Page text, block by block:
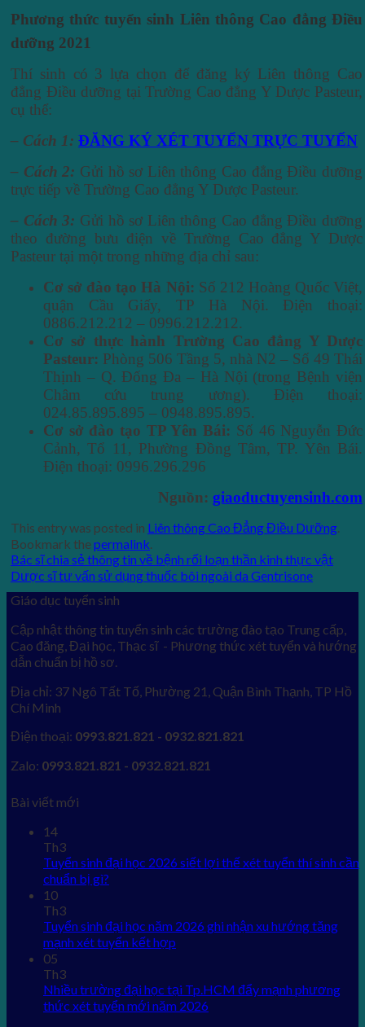
Phương thức tuyển sinh Liên thông Cao đẳng Điều
dưỡng 2021
Thí sinh có 3 lựa chọn để đăng ký Liên thông Cao
đẳng Điều dưỡng tại Trường Cao đẳng Y Dược Pasteur,
cụ thể:
– Cách 1: ĐĂNG KÝ XÉT TUYỂN TRỰC TUYẾN
– Cách 2: Gửi hồ sơ Liên thông Cao đẳng Điều dưỡng
trực tiếp về Trường Cao đẳng Y Dược Pasteur.
– Cách 3: Gửi hồ sơ Liên thông Cao đẳng Điều dưỡng
theo đường bưu điện về Trường Cao đẳng Y Dược
Pasteur tại một trong những địa chỉ sau:
Cơ sở đào tạo Hà Nội: Số 212 Hoàng Quốc Việt,
quận Cầu Giấy, TP Hà Nội. Điện thoại:
0886.212.212 – 0996.212.212.
Cơ sở thực hành Trường Cao đẳng Y Dược
Pasteur: Phòng 506 Tầng 5, nhà N2 – Số 49 Thái
Thịnh – Q. Đống Đa – Hà Nội (trong Bệnh viện
Châm cứu trung ương). Điện thoại:
024.85.895.895 – 0948.895.895.
Cơ sở đào tạo TP Yên Bái: Số 46 Nguyễn Đức
Cảnh, Tổ 11, Phường Đồng Tâm, TP. Yên Bái.
Điện thoại: 0996.296.296
Nguồn: giaoductuyensinh.com
This entry was posted in Liên thông Cao Đẳng Điều Dưỡng.
Bookmark thepermalink.
Bác sĩ chia sẻ thông tin về bệnh rối loạn thần kinh thực vật
Dược sĩ tư vấn sử dụng thuốc bôi ngoài da Gentrisone
Giáo dục tuyển sinh
Cập nhật thông tin tuyển sinh các trường đào tạo Trung cấp,
Cao đăng, Đại học, Thạc sĩ - Phương thức xét tuyển và hướng
dẫn chuẩn bị hồ sơ.
Địa chỉ: 37 Ngô Tất Tố, Phường 21, Quận Bình Thạnh, TP Hồ
Chí Minh
Điện thoại: 0993.821.821 - 0932.821.821
Zalo: 0993.821.821 - 0932.821.821
Bài viết mới
14
Th3
Tuyển sinh đại học 2026 siết lợi thế xét tuyển thí sinh cần
chuẩn bị gì?
10
Th3
Tuyển sinh đại học năm 2026 ghi nhận xu hướng tăng
mạnh xét tuyển kết hợp
05
Th3
Nhiều trường đại học tại Tp.HCM đẩy mạnh phương
thức xét tuyển mới năm 2026